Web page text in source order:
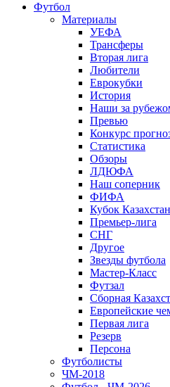
Футбол
Материалы
УЕФА
Трансферы
Вторая лига
Любители
Еврокубки
История
Наши за
Превью
Конкурс
Статистика
Обзоры
ЛДЮФА
Наш соперник
ФИФА
Кубок
Премьер-лига
СНГ
Другое
Звезды футбола
Мастер-Класс
Футзал
Сборная
Европейские
Первая лига
Резерв
Персона
Футболисты
ЧМ-2018